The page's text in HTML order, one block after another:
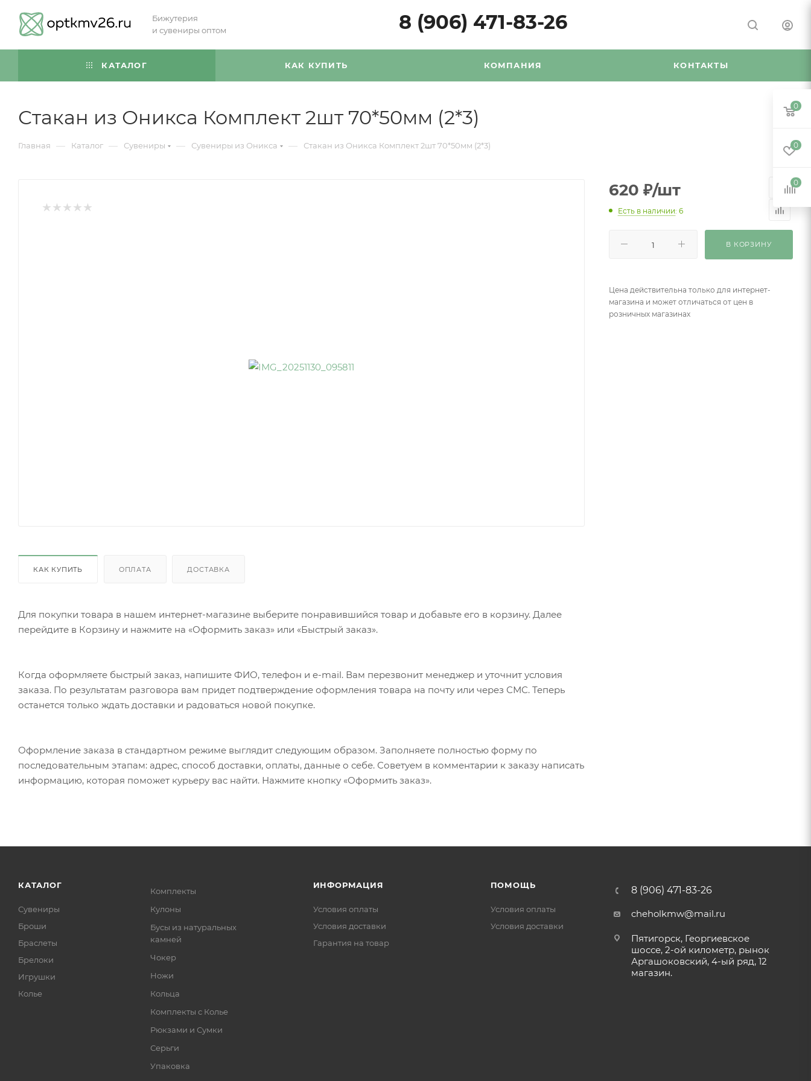
Бижутерия
и сувениры оптом
8 (906) 471-83-26
КАТАЛОГ КАК КУПИТЬ КОМПАНИЯ КОНТАКТЫ
Стакан из Оникса Комплект 2шт 70*50мм (2*3)
Главная — Каталог — Сувениры — Сувениры из Оникса — Стакан из Оникса Комплект 2шт 70*50мм (2*3)
КАК КУПИТЬ ОПЛАТА ДОСТАВКА
Для покупки товара в нашем интернет-магазине выберите понравившийся товар и добавьте его в корзину. Далее
перейдите в Корзину и нажмите на «Оформить заказ» или «Быстрый заказ».
Когда оформляете быстрый заказ, напишите ФИО, телефон и e-mail. Вам перезвонит менеджер и уточнит условия
заказа. По результатам разговора вам придет подтверждение оформления товара на почту или через СМС. Теперь
останется только ждать доставки и радоваться новой покупке.
Оформление заказа в стандартном режиме выглядит следующим образом. Заполняете полностью форму по
последовательным этапам: адрес, способ доставки, оплаты, данные о себе. Советуем в комментарии к заказу написать
информацию, которая поможет курьеру вас найти. Нажмите кнопку «Оформить заказ».
620 ₽/шт
Есть в наличии: 6
В КОРЗИНУ
Цена действительна только для интернет-
магазина и может отличаться от цен в
розничных магазинах
КАТАЛОГ
Сувениры
Броши
Браслеты
Брелоки
Игрушки
Колье
Комплекты
Кулоны
Бусы из натуральных
камней
Чокер
Ножи
Кольца
Комплекты с Колье
Рюкзами и Сумки
Серьги
Упаковка
ИНФОРМАЦИЯ
Условия оплаты
Условия доставки
Гарантия на товар
ПОМОЩЬ
Условия оплаты
Условия доставки
8 (906) 471-83-26
cheholkmw@mail.ru
Пятигорск, Георгиевское
шоссе, 2-ой километр, рынок
Аргашоковский, 4-ый ряд, 12
магазин.
0
0
0